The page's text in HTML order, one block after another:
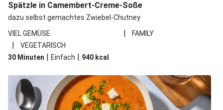
Spätzle in Camembert-Creme-Soße
dazu selbst gemachtes Zwiebel-Chutney
VIEL GEMÜSE
| FAMILY
|
VEGETARISCH
30 Minuten | Einfach | 940 kcal